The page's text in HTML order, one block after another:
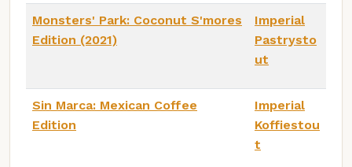
Monsters' Park: Coconut S'mores
Edition (2021)
Imperial
Pastrysto
ut
Sin Marca: Mexican Coffee
Edition
Imperial
Koffiestou
t